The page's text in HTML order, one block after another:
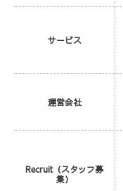
サービス
運営会社
Recruit（スタッフ募
集）